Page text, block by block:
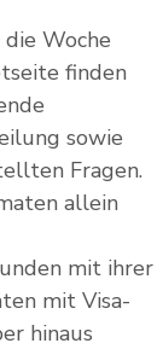
Woche
finden
sowie
Fragen.
allein
mit ihrer
mit Visa-
hinaus